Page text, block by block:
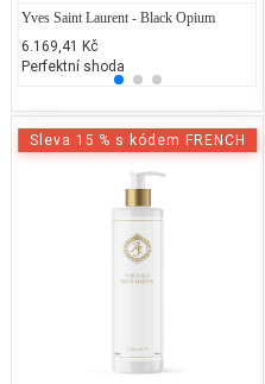
Yves Saint Laurent - Black Opium
6.169,41 Kč
Perfektní shoda
Sleva 15 % s kódem FRENCH